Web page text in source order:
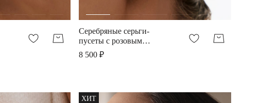
Серебряные серьги-
пусеты с розовым
фианитом
8 500 ₽
ХИТ